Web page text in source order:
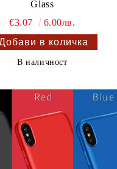
Glass
€3.07
6.00лв.
В наличност